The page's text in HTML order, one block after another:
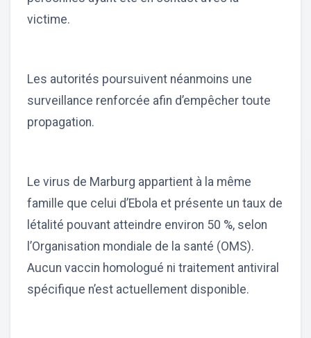
victime.
Les autorités poursuivent néanmoins une
surveillance renforcée afin d’empêcher toute
propagation.
Le virus de Marburg appartient à la même
famille que celui d’Ebola et présente un taux de
létalité pouvant atteindre environ 50 %, selon
l’Organisation mondiale de la santé (OMS).
Aucun vaccin homologué ni traitement antiviral
spécifique n’est actuellement disponible.